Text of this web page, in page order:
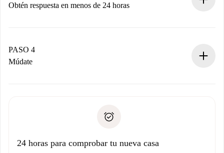
Obtén respuesta en menos de 24 horas
contacto con el propietario.
Si es rechazada: No te haremos ningún cargo y te
Prueba de solvencia
PASO 4
Múdate
no nos comunicas ningún problema.
24 horas para comprobar tu nueva casa